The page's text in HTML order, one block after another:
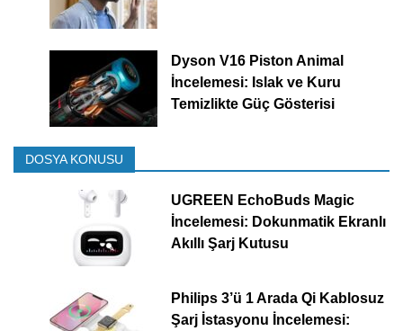
Dyson V16 Piston Animal
İncelemesi: Islak ve Kuru
Temizlikte Güç Gösterisi
DOSYA KONUSU
UGREEN EchoBuds Magic
İncelemesi: Dokunmatik Ekranlı
Akıllı Şarj Kutusu
Philips 3’ü 1 Arada Qi Kablosuz
Şarj İstasyonu İncelemesi: